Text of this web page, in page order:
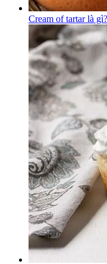
Cream of tartar là